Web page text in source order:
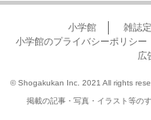
小学館 雑誌
小学館のプライバシーポリシー
広
© Shogakukan Inc. 2021 All rights
掲載の記事・写真・イラスト等の